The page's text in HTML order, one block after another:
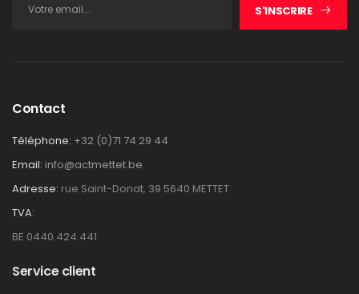
S'INSCRIRE
Contact
Téléphone: +32 (0)71 74 29 44
Email: info@actmettet.be
Adresse: rue Saint-Donat, 39 5640 METTET
TVA:
BE 0440.424.441
Service client